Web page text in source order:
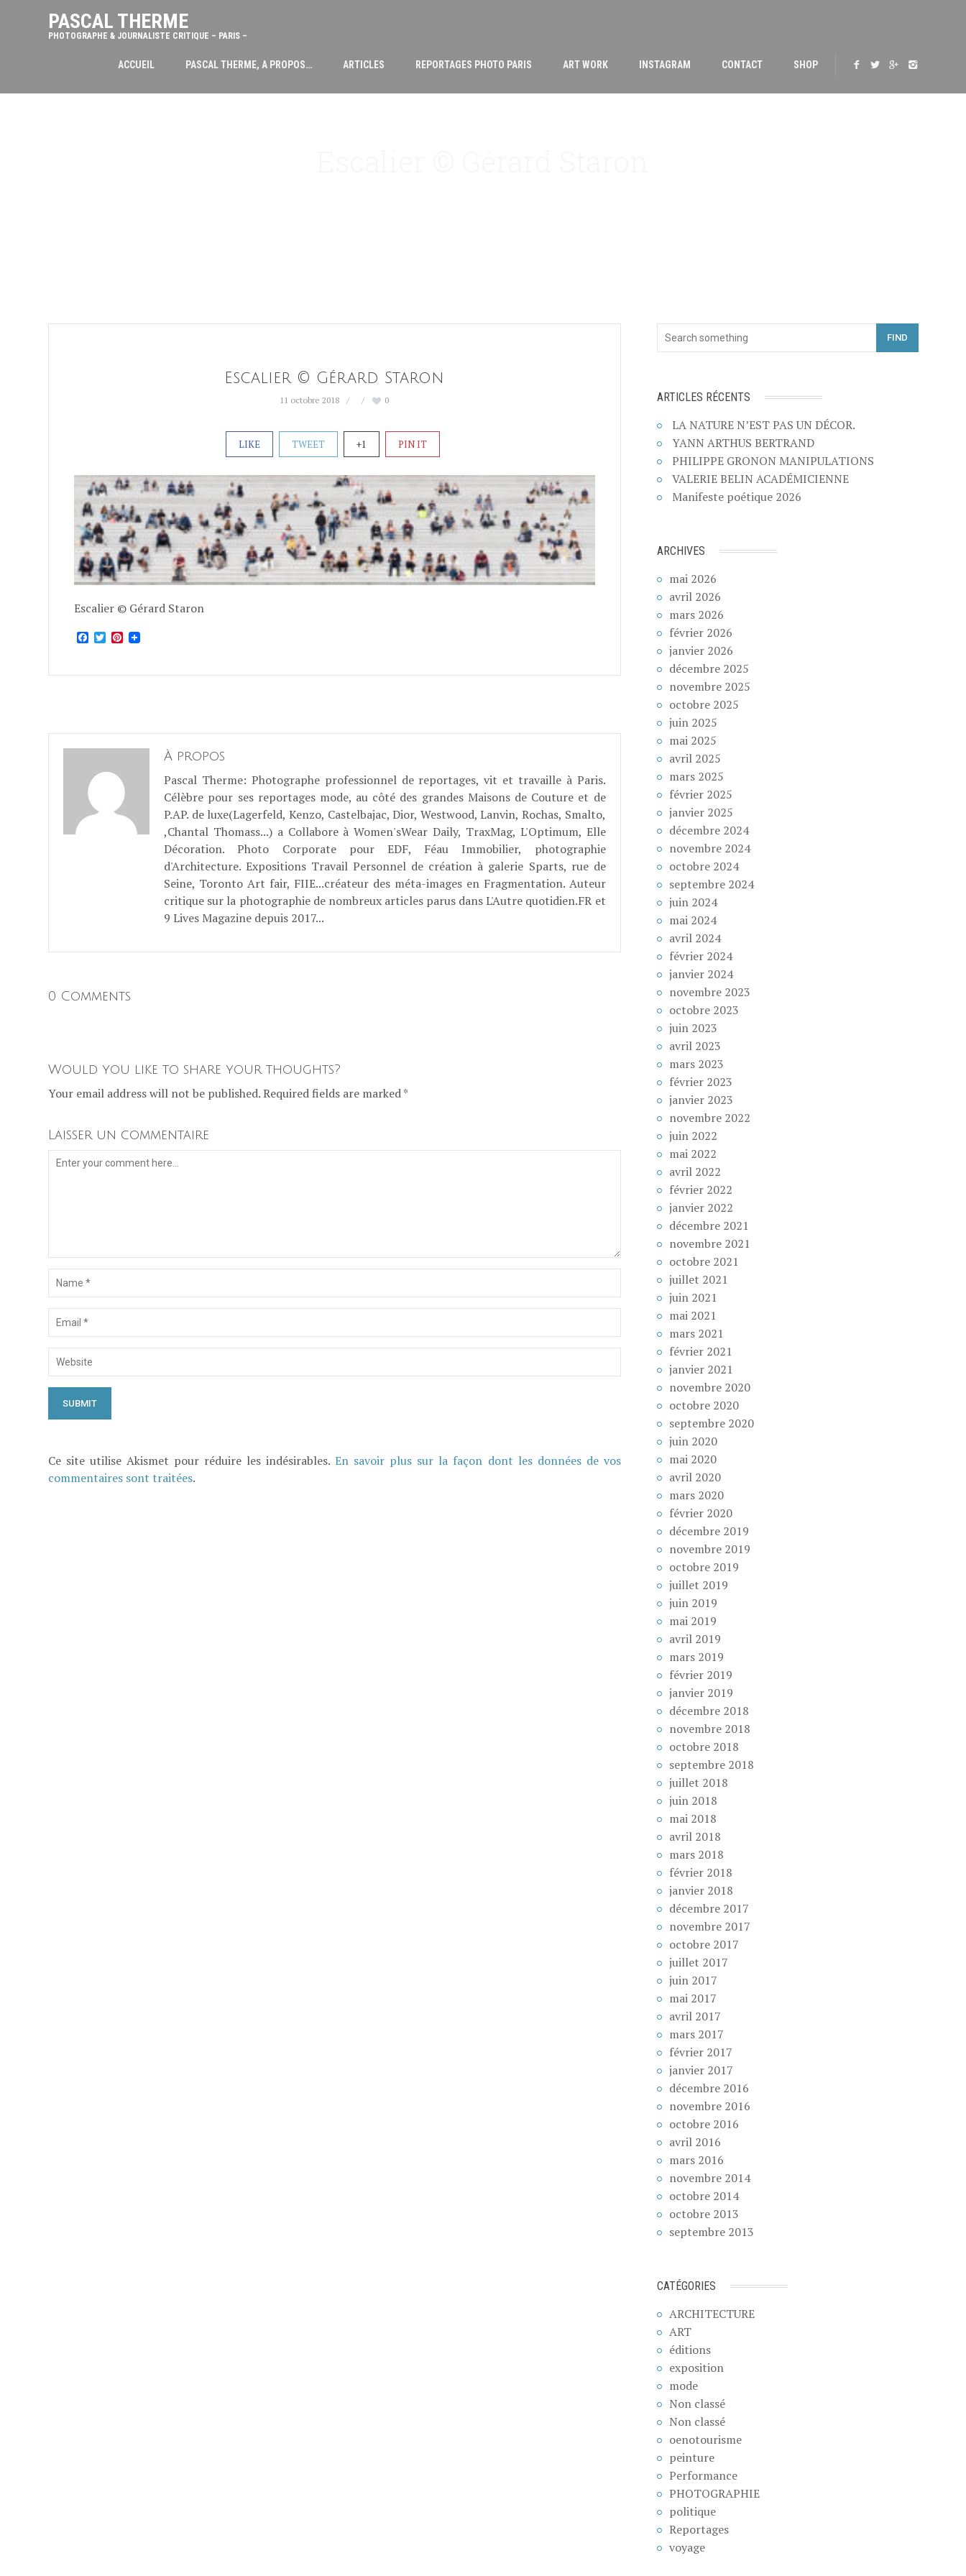
PASCAL THERME
PHOTOGRAPHE & JOURNALISTE CRITIQUE – PARIS –
ACCUEIL PASCAL THERME, A PROPOS… ARTICLES REPORTAGES PHOTO PARIS ART WORK INSTAGRAM CONTACT SHOP
Escalier © Gérard Staron
11 octobre 2018 0
LIKE TWEET +1 PIN IT
Escalier © Gérard Staron
Facebook
TwitterPinterest
À propos
Pascal Therme: Photographe professionnel de reportages, vit et travaille à Paris.
Célèbre pour ses reportages mode, au côté des grandes Maisons de Couture et de
P.AP. de luxe(Lagerfeld, Kenzo, Castelbajac, Dior, Westwood, Lanvin, Rochas, Smalto,
,Chantal Thomass...) a Collabore à Women'sWear Daily, TraxMag, L'Optimum, Elle
Décoration. Photo Corporate pour EDF, Féau Immobilier, photographie
d'Architecture. Expositions Travail Personnel de création à galerie Sparts, rue de
Seine, Toronto Art fair, FIIE...créateur des méta-images en Fragmentation. Auteur
critique sur la photographie de nombreux articles parus dans L'Autre quotidien.FR et
9 Lives Magazine depuis 2017...
0 Comments
Would you like to share your thoughts?
Your email address will not be published. Required fields are marked *
Laisser un commentaire
Ce site utilise Akismet pour réduire les indésirables.En savoir plus sur la façon dont les données de vos
commentaires sont traitées.
FIND
ARTICLES RÉCENTS
LA NATURE N’EST PAS UN DÉCOR.
YANN ARTHUS BERTRAND
PHILIPPE GRONON MANIPULATIONS
VALERIE BELIN ACADÉMICIENNE
Manifeste poétique 2026
ARCHIVES
mai 2026
avril 2026
mars 2026
février 2026
janvier 2026
décembre 2025
novembre 2025
octobre 2025
juin 2025
mai 2025
avril 2025
mars 2025
février 2025
janvier 2025
décembre 2024
novembre 2024
octobre 2024
septembre 2024
juin 2024
mai 2024
avril 2024
février 2024
janvier 2024
novembre 2023
octobre 2023
juin 2023
avril 2023
mars 2023
février 2023
janvier 2023
novembre 2022
juin 2022
mai 2022
avril 2022
février 2022
janvier 2022
décembre 2021
novembre 2021
octobre 2021
juillet 2021
juin 2021
mai 2021
mars 2021
février 2021
janvier 2021
novembre 2020
octobre 2020
septembre 2020
juin 2020
mai 2020
avril 2020
mars 2020
février 2020
décembre 2019
novembre 2019
octobre 2019
juillet 2019
juin 2019
mai 2019
avril 2019
mars 2019
février 2019
janvier 2019
décembre 2018
novembre 2018
octobre 2018
septembre 2018
juillet 2018
juin 2018
mai 2018
avril 2018
mars 2018
février 2018
janvier 2018
décembre 2017
novembre 2017
octobre 2017
juillet 2017
juin 2017
mai 2017
avril 2017
mars 2017
février 2017
janvier 2017
décembre 2016
novembre 2016
octobre 2016
avril 2016
mars 2016
novembre 2014
octobre 2014
octobre 2013
septembre 2013
CATÉGORIES
ARCHITECTURE
ART
éditions
exposition
mode
Non classé
Non classé
oenotourisme
peinture
Performance
PHOTOGRAPHIE
politique
Reportages
voyage